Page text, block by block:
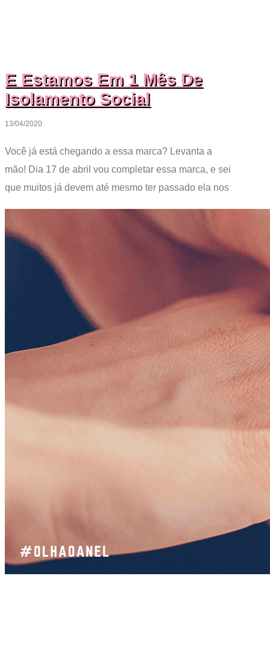
E Estamos Em 1 Mês De
Isolamento Social
13/04/2020
Você já está chegando a essa marca? Levanta a
mão! Dia 17 de abril vou completar essa marca, e sei
que muitos já devem até mesmo ter passado ela nos